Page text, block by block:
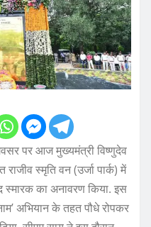
पर आज मुख्यमंत्री विष्णुदेव
स्मृति वन (उर्जा पार्क) में
स्मारक का अनावरण किया. इस
अभियान के तहत पौधे रोपकर